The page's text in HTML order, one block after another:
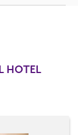
HOTEL